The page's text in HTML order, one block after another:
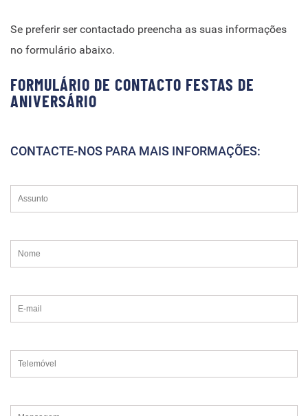
Se preferir ser contactado preencha as suas informações
no formulário abaixo.
FORMULÁRIO DE CONTACTO FESTAS DE
ANIVERSÁRIO
CONTACTE-NOS PARA MAIS INFORMAÇÕES: